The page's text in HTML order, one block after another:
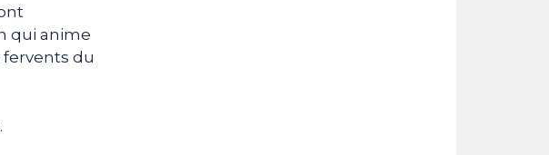
qui anime
du